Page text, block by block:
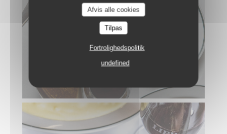
Afvis alle cookies
Tilpas
Fortrolighedspolitik
undefined